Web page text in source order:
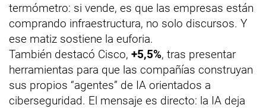
termómetro: si vende, es que las empresas están
comprando infraestructura, no solo discursos. Y
ese matiz sostiene la euforia.
También destacó Cisco, +5,5%, tras presentar
herramientas para que las compañías construyan
sus propios “agentes” de IA orientados a
ciberseguridad. El mensaje es directo: la IA deja